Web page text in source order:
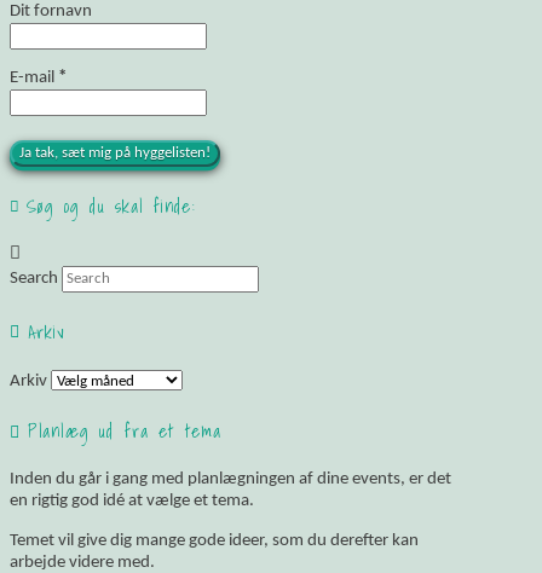
Dit fornavn
E-mail *
Søg og du skal finde:
Search
Arkiv
Arkiv
Planlæg ud fra et tema
Inden du går i gang med planlægningen af dine events, er det
en rigtig god idé at vælge et tema.
Temet vil give dig mange gode ideer, som du derefter kan
arbejde videre med.